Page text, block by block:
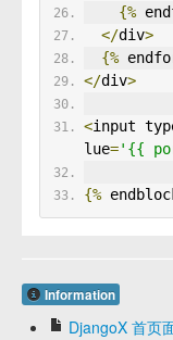
{%
</div>
{%
</div>
<input
lue='{{
{%
Information
DjangoX 首页